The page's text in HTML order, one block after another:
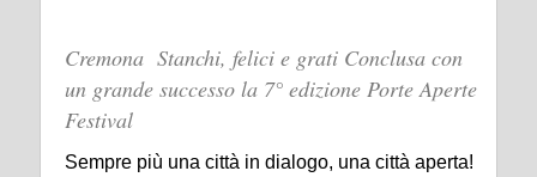
Cremona Stanchi, felici e grati Conclusa con
un grande successo la 7° edizione Porte Aperte
Festival
Sempre più una città in dialogo, una città aperta!